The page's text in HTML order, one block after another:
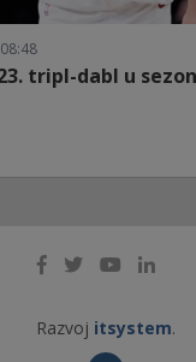
tripl-dabl u
Razvoj itsystem.